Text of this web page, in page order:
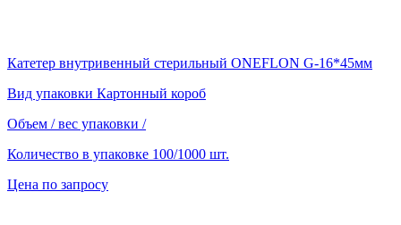
Катетер внутривенный стерильный ONEFLON G-16*45мм
Вид упаковки Картонный короб
Объем / вес упаковки /
Количество в упаковке 100/1000 шт.
Цена по запросу